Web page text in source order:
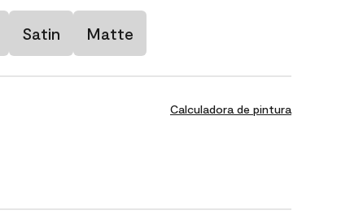
Satin Matte
Calculadora de pintura